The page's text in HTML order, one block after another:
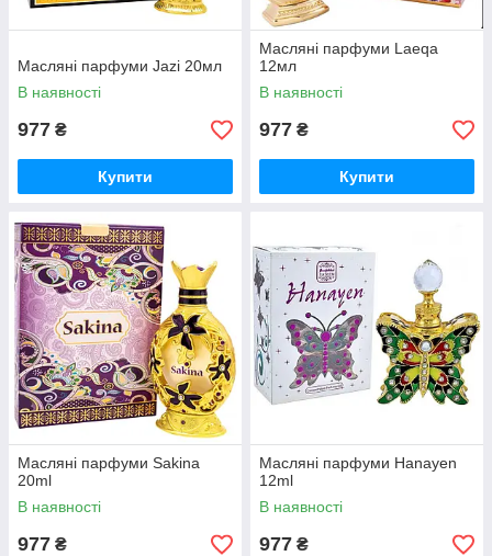
Масляні парфуми Jazi 20мл
В наявності
977 ₴
Купити
Масляні парфуми Laeqa
12мл
В наявності
977 ₴
Купити
Масляні парфуми Sakina
20ml
В наявності
977 ₴
Масляні парфуми Hanayen
12ml
В наявності
977 ₴